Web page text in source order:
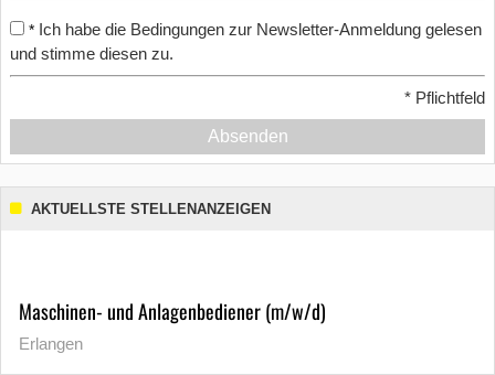
* Ich habe die Bedingungen zur Newsletter-Anmeldung gelesen
und stimme diesen zu.
* Pflichtfeld
Absenden
AKTUELLSTE STELLENANZEIGEN
Maschinen- und Anlagenbediener (m/w/d)
Erlangen